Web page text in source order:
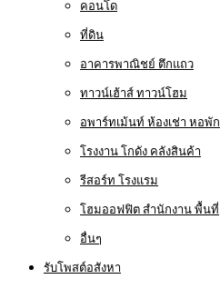
คอนโด
ที่ดิน
อาคารพาณิชย์ ตึกแถว
ทาวน์เฮ้าส์ ทาวน์โฮม
อพาร์ทเม้นท์ ห้องเช่า หอพัก
โรงงาน โกดัง คลังสินค้า
รีสอร์ท โรงแรม
โฮมออฟฟิต สำนักงาน พื้นที่
อื่นๆ
รับโพสต์อสังหา